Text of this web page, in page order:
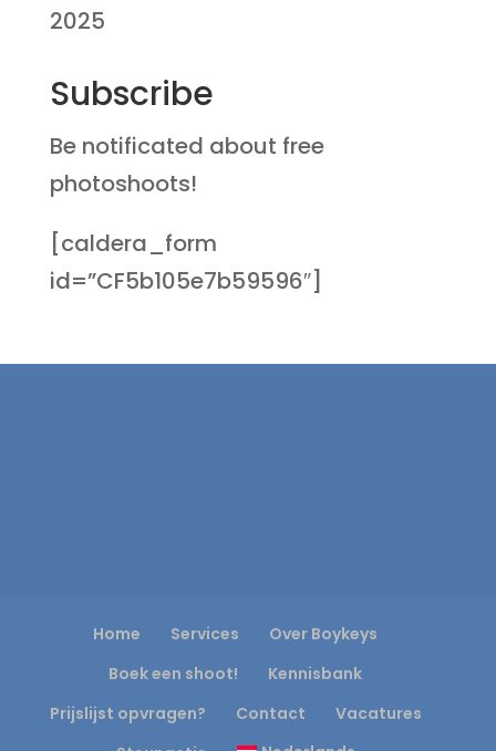
2025
Subscribe
Be notificated about free
photoshoots!
[caldera_form
id=”CF5b105e7b59596″]
Home Services
Over Boykeys
Boek een shoot!
Kennisbank
Prijslijst opvragen?
Contact
Vacatures